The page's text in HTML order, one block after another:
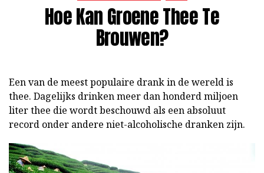
Hoe Kan Groene Thee Te
Brouwen?
Een van de meest populaire drank in de wereld is
thee. Dagelijks drinken meer dan honderd miljoen
liter thee die wordt beschouwd als een absoluut
record onder andere niet-alcoholische dranken zijn.